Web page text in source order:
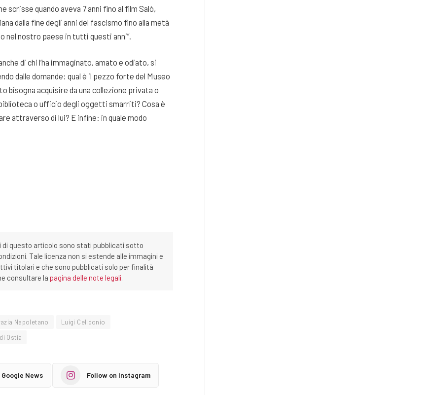
scrisse quando aveva 7 anni fino al film Salò,
dalla fine degli anni del fascismo fino alla metà
nel nostro paese in tutti questi anni”.
di chi l’ha immaginato, amato e odiato, si
dalle domande: qual è il pezzo forte del Museo
bisogna acquisire da una collezione privata o
o ufficio degli oggetti smarriti? Cosa è
attraverso di lui? E infine: in quale modo
di questo articolo sono stati pubblicati sotto
Tale licenza non si estende alle immagini e
titolari e che sono pubblicati solo per finalità
consultare la pagina delle note legali.
Napoletano
Luigi Celidonio
Ostia
News Follow on Instagram